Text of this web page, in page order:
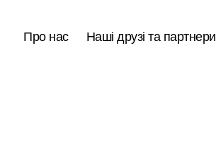
Про нас Наші друзі та партнери